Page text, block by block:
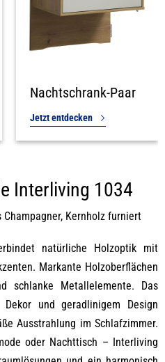
Nachtschrank-Paar
Jetzt entdecken
Interliving 1034
Champagner, Kernholz furniert
natürliche Holzoptik mit
Markante Holzoberflächen
schlanke Metallelemente. Das
und geradlinigem Design
Ausstrahlung im Schlafzimmer.
oder Nachttisch – Interliving